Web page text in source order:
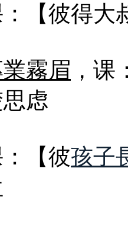
【彼得大
霧眉 ，
虑
【彼孩子